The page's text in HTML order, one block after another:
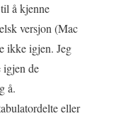
å kjenne
versjon (Mac
ikke igjen. Jeg
igjen de
å.
eller